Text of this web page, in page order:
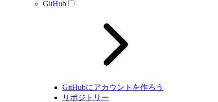
GitHub
GitHubにアカウントを作ろう
リポジトリー